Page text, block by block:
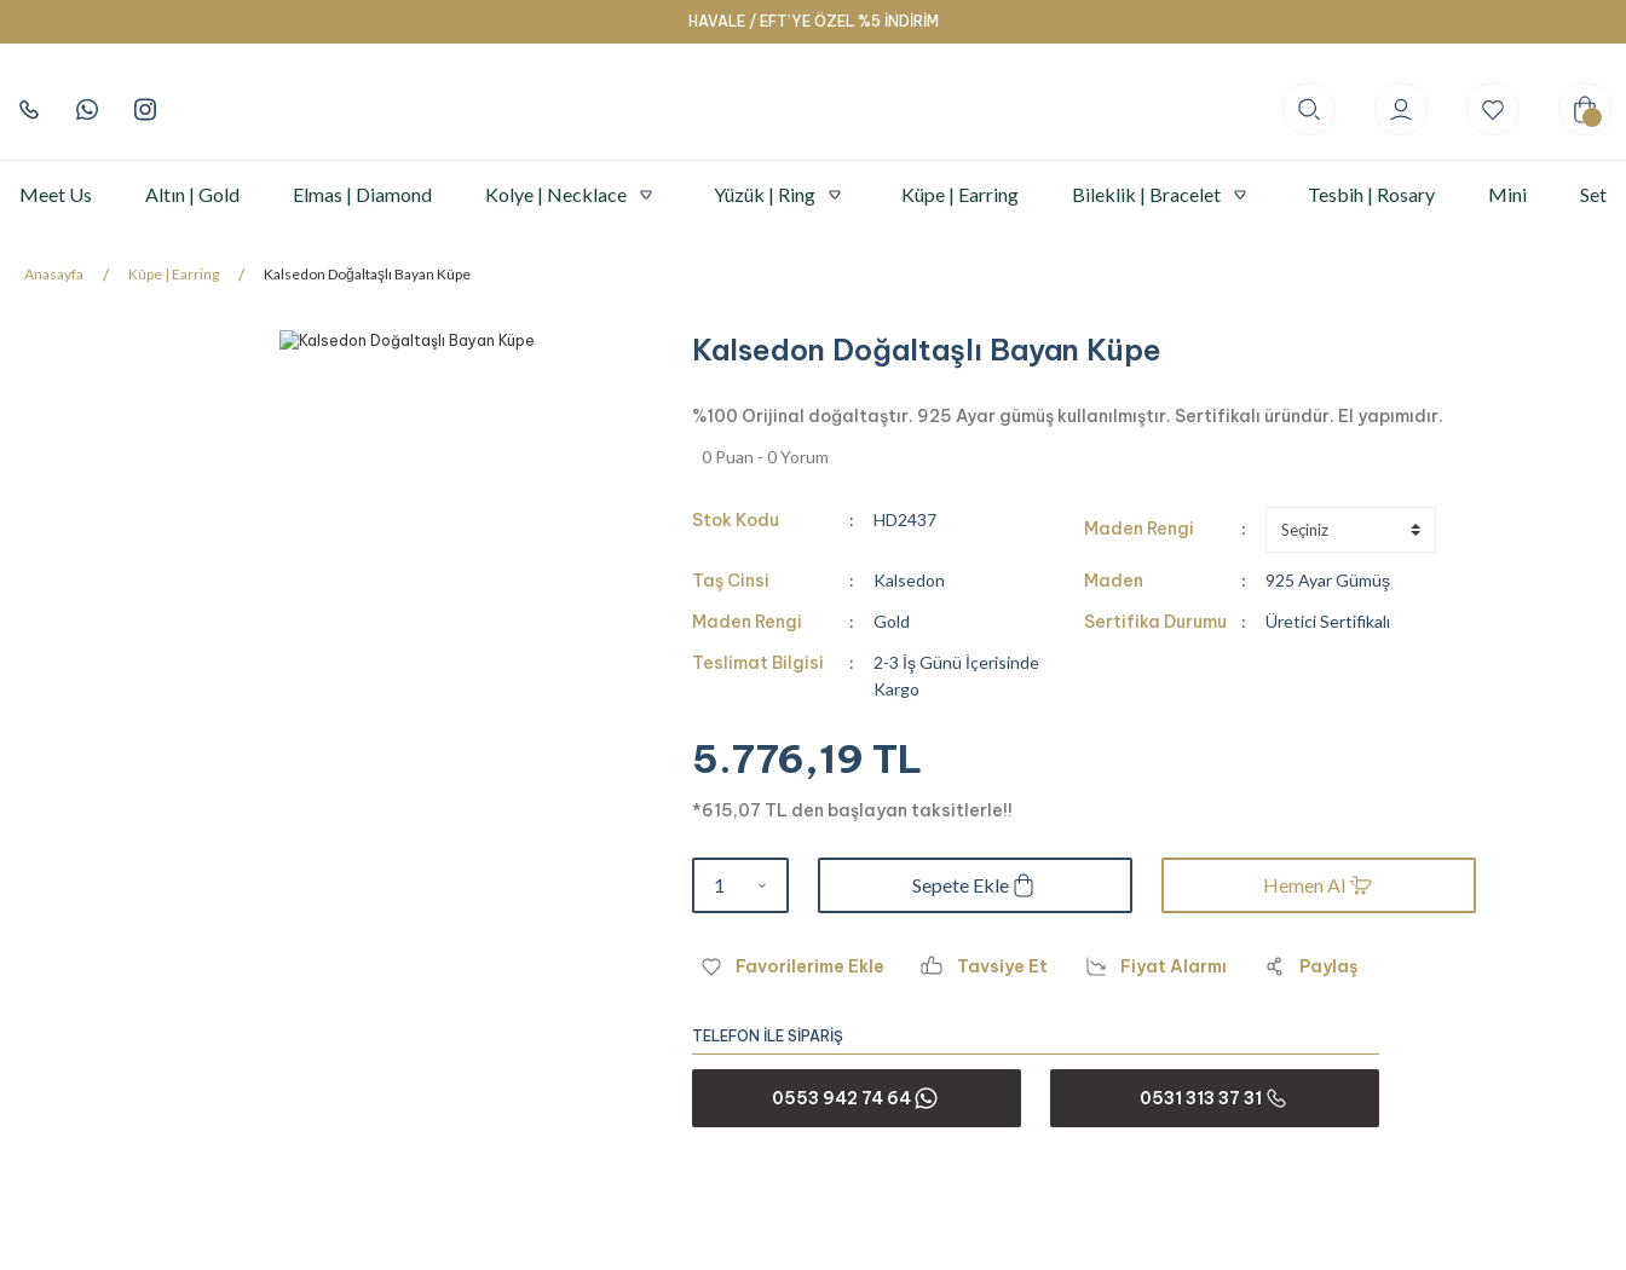
HAVALE / EFT’YE ÖZEL %5 İNDİRİM
Meet Us Altın | Gold Elmas | Diamond Kolye | Necklace Yüzük | Ring Küpe | Earring Bileklik | Bracelet Tesbih | Rosary Mini Set
Anasayfa Küpe | Earring Kalsedon Doğaltaşlı Bayan Küpe
Kalsedon Doğaltaşlı Bayan Küpe
%100 Orijinal doğaltaştır. 925 Ayar gümüş kullanılmıştır. Sertifikalı üründür. El yapımıdır.
0 Puan - 0 Yorum
Stok Kodu HD2437 Maden Rengi
Taş Cinsi Kalsedon Maden 925 Ayar Gümüş
Maden Rengi Gold Sertifika Durumu Üretici Sertifikalı
Teslimat Bilgisi
2-3 İş Günü İçerisinde
Kargo
5.776,19 TL
*615,07 TL den başlayan taksitlerle!!
Sepete Ekle Hemen Al
Tavsiye Et Fiyat Alarmı Paylaş
TELEFON İLE SİPARİŞ
0553 942 74 64 0531 313 37 31